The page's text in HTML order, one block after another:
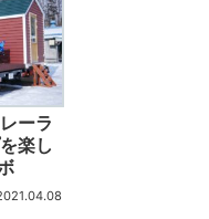
ーラ
楽し